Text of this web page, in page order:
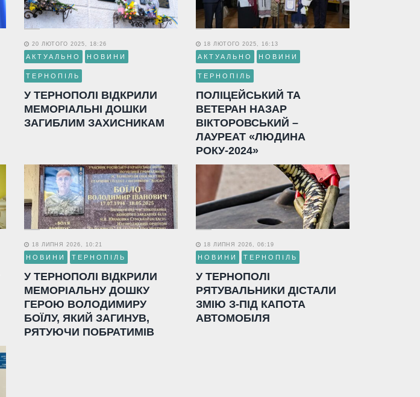
20 ЛЮТОГО 2025, 18:26
АКТУАЛЬНО НОВИНИ
ТЕРНОПІЛЬ
У ТЕРНОПОЛІ ВІДКРИЛИ
МЕМОРІАЛЬНІ ДОШКИ
ЗАГИБЛИМ ЗАХИСНИКАМ
18 ЛЮТОГО 2025, 16:13
АКТУАЛЬНО НОВИНИ
ТЕРНОПІЛЬ
ПОЛІЦЕЙСЬКИЙ ТА
ВЕТЕРАН НАЗАР
ВІКТОРОВСЬКИЙ –
ЛАУРЕАТ «ЛЮДИНА
РОКУ-2024»
18 ЛИПНЯ 2026, 10:21
НОВИНИ ТЕРНОПІЛЬ
У ТЕРНОПОЛІ ВІДКРИЛИ
МЕМОРІАЛЬНУ ДОШКУ
ГЕРОЮ ВОЛОДИМИРУ
БОЇЛУ, ЯКИЙ ЗАГИНУВ,
РЯТУЮЧИ ПОБРАТИМІВ
18 ЛИПНЯ 2026, 06:19
НОВИНИ ТЕРНОПІЛЬ
У ТЕРНОПОЛІ
РЯТУВАЛЬНИКИ ДІСТАЛИ
ЗМІЮ З-ПІД КАПОТА
АВТОМОБІЛЯ